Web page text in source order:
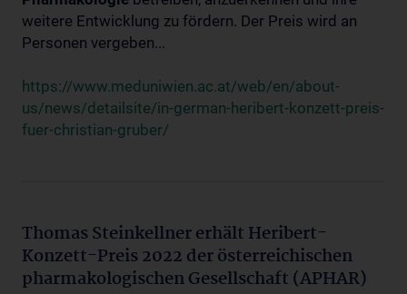
weitere Entwicklung zu fördern. Der Preis wird an
Personen vergeben...
https://www.meduniwien.ac.at/web/en/about-
us/news/detailsite/in-german-heribert-konzett-preis-
fuer-christian-gruber/
Thomas Steinkellner erhält Heribert-
Konzett-Preis 2022 der österreichischen
pharmakologischen Gesellschaft (APHAR)